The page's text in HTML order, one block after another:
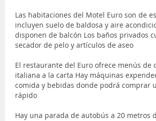
Las habitaciones del Motel Euro son de
incluyen suelo de baldosa y aire
disponen de balcón Los baños privados
secador de pelo y artículos de aseo
El restaurante del Euro ofrece menús de
italiana a la carta Hay máquinas
comida y bebidas donde podrá comprar
rápido
Hay una parada de autobús a 20 metros